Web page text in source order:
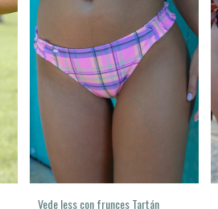
Vede less con frunces Tartán